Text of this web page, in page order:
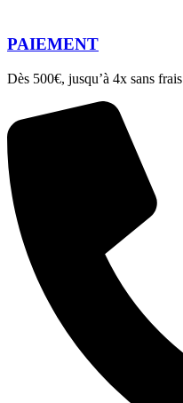
PAIEMENT
Dès 500€, jusqu’à 4x sans frais